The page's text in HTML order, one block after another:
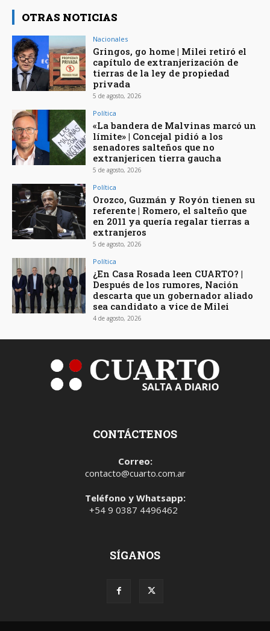
OTRAS NOTICIAS
Nacionales
Gringos, go home | Milei retiró el
capítulo de extranjerización de
tierras de la ley de propiedad
privada
5 de agosto, 2026
Política
«La bandera de Malvinas marcó un
límite» | Concejal pidió a los
senadores salteños que no
extranjericen tierra gaucha
5 de agosto, 2026
Política
Orozco, Guzmán y Royón tienen su
referente | Romero, el salteño que
en 2011 ya quería regalar tierras a
extranjeros
5 de agosto, 2026
Política
¿En Casa Rosada leen CUARTO? |
Después de los rumores, Nación
descarta que un gobernador aliado
sea candidato a vice de Milei
4 de agosto, 2026
CONTÁCTENOS
Correo:
contacto@cuarto.com.ar
Teléfono y Whatsapp:
+54 9 0387 4496462
SÍGANOS